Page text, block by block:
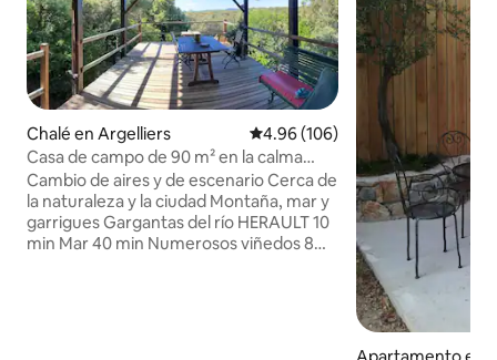
Chalé en Argelliers Calificación promedio: 4.96 de
4.96 (106)
Casa de campo de 90 m² en la calma
garriga de Saint-Guilhem-les-Gorges
Cambio de aires y de escenario Cerca de
la naturaleza y la ciudad Montaña, mar y
garrigues Gargantas del río HERAULT 10
min Mar 40 min Numerosos viñedos 8